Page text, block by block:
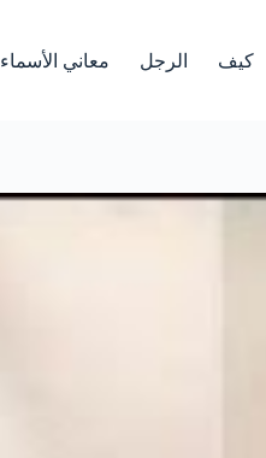
كيف الرجل معاني الأسماء